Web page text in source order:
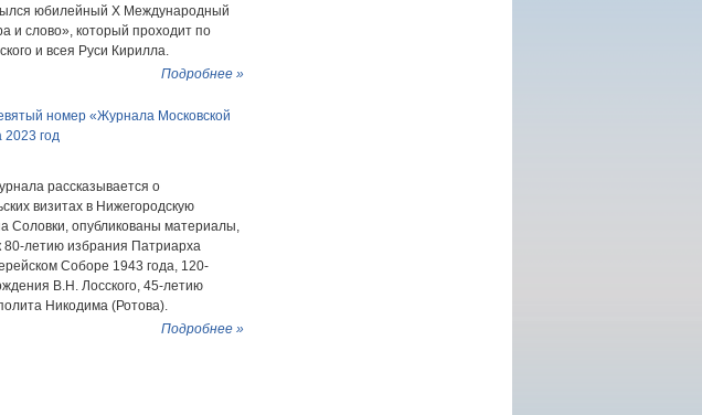
юбилейный X Международный
и слово», который проходит по
и всея Руси Кирилла.
Подробнее »
номер «Журнала Московской
2023 год
рассказывается о
визитах в Нижегородскую
Соловки, опубликованы материалы,
80-летию избрания Патриарха
Соборе 1943 года, 120-
В.Н. Лосского, 45-летию
Никодима (Ротова).
Подробнее »